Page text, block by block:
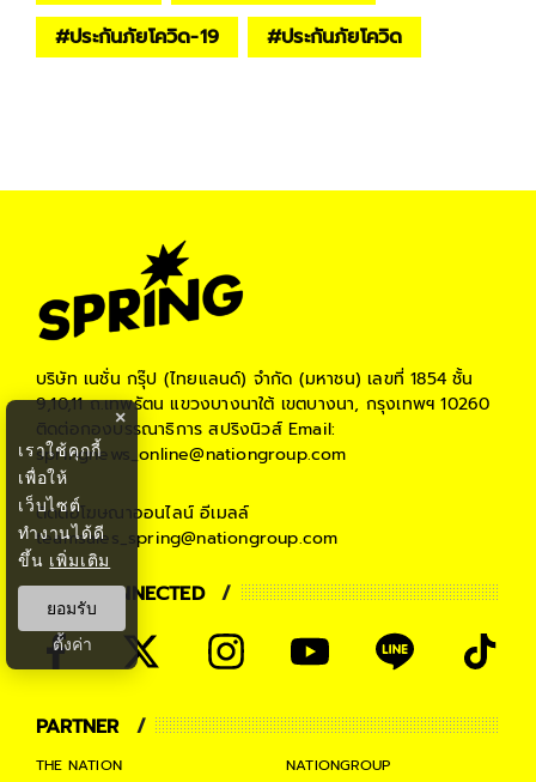
#ประกันภัยโควิด-19 #ประกันภัยโควิด
#ประกันภัยโควิด-19 เจอ จ่าย จบ
เจอ จ่าย จบ
บริษัท เนชั่น กรุ๊ป (ไทยแลนด์) จำกัด (มหาชน) เลขที่ 1854 ชั้น
9,10,11 ถ.เทพรัตน แขวงบางนาใต้ เขตบางนา, กรุงเทพฯ 10260
ติดต่อกองบรรณาธิการ สปริงนิวส์Email:
springnews_online@nationgroup.com
ติดต่อโฆษณาออนไลน์ อีเมลล์
teamsales_spring@nationgroup.com
STAY CONNECTED
PARTNER
THE NATION NATIONGROUP
×
เราใช้คุกกี้
เพื่อให้
เว็บไซต์
ทำงานได้ดี
ขึ้น เพิ่มเติม
ยอมรับ
ตั้งค่า